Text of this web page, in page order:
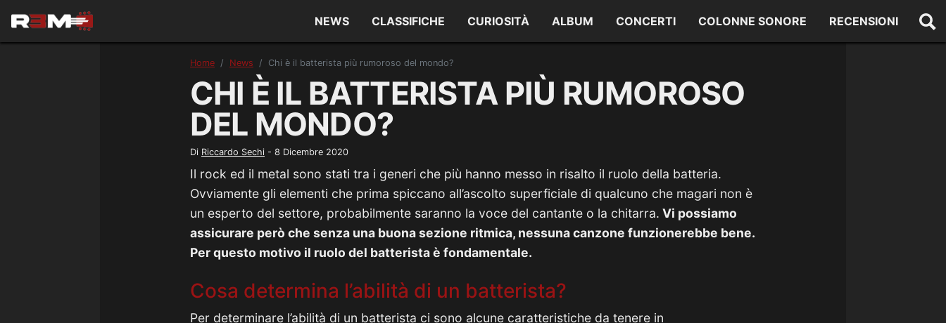
NEWS CLASSIFICHE CURIOSITÀ ALBUM CONCERTI COLONNE SONORE RECENSIONI
Home News Chi è il batterista più rumoroso del mondo?
CHI È IL BATTERISTA PIÙ RUMOROSO
DEL MONDO?
Di Riccardo Sechi - 8 Dicembre 2020
Il rock ed il metal sono stati tra i generi che più hanno messo in risalto il ruolo della batteria.
Ovviamente gli elementi che prima spiccano all’ascolto superficiale di qualcuno che magari non è
un esperto del settore, probabilmente saranno la voce del cantante o la chitarra. Vi possiamo
assicurare però che senza una buona sezione ritmica, nessuna canzone funzionerebbe bene.
Per questo motivo il ruolo del batterista è fondamentale.
Cosa determina l’abilità di un batterista?
Per determinare l’abilità di un batterista ci sono alcune caratteristiche da tenere in